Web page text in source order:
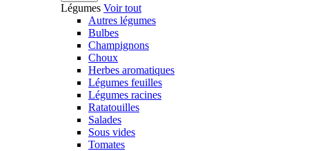
Légumes Voir tout
Autres légumes
Bulbes
Champignons
Choux
Herbes aromatiques
Légumes feuilles
Légumes racines
Ratatouilles
Salades
Sous vides
Tomates